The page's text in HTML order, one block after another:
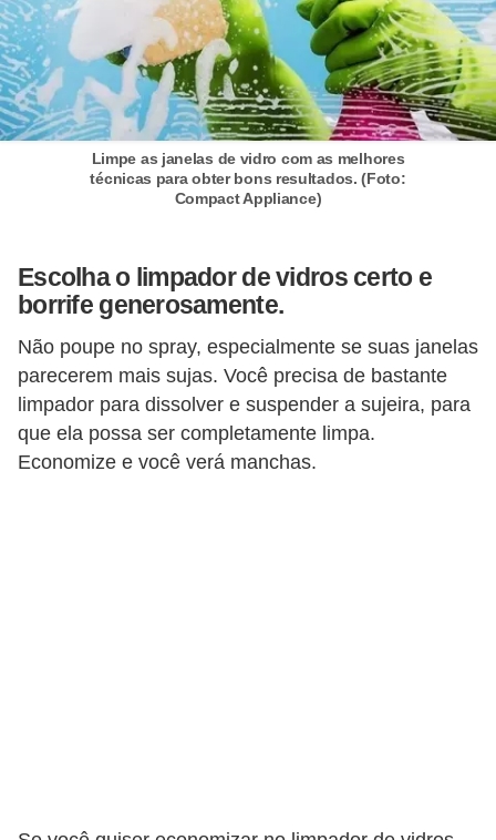
Limpe as janelas de vidro com as melhores
técnicas para obter bons resultados. (Foto:
Compact Appliance)
Escolha o limpador de vidros certo e
borrife generosamente.
Não poupe no spray, especialmente se suas janelas
parecerem mais sujas. Você precisa de bastante
limpador para dissolver e suspender a sujeira, para
que ela possa ser completamente limpa.
Economize e você verá manchas.
í
i
o
s
d
c
e
c